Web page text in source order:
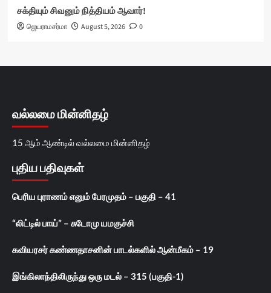
சக்தியும் சிவனும் நித்தியம் ஆவார்!
ஜெயராமசர்மா August 5, 2026 0
வல்லமை மின்னிதழ்
15 ஆம் ஆண்டில் வல்லமை மின்னிதழ்
புதிய பதிவுகள்
பெரிய புராணம் எனும் பேரமுதம் – பகுதி – 41
“லிட்டில் பாய்” – சுடோமு யமகுச்சி
கவியரசர் கண்ணதாசனின் பாடல்களில் ஆன்மீகம் – 19
இங்கிலாந்திலிருந்து ஒரு மடல் – 315 (பகுதி-1)